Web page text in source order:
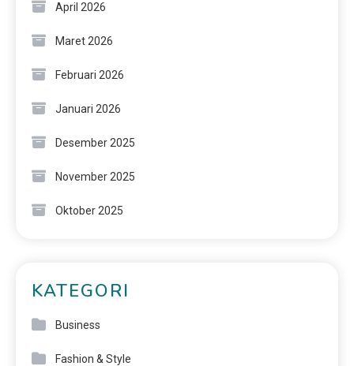
April 2026
Maret 2026
Februari 2026
Januari 2026
Desember 2025
November 2025
Oktober 2025
KATEGORI
Business
Fashion & Style